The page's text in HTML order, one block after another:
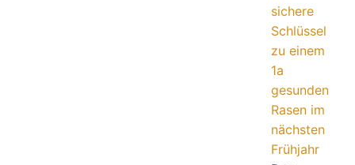
sichere
Schlüssel
zu einem
1a
gesunden
Rasen im
nächsten
Frühjahr